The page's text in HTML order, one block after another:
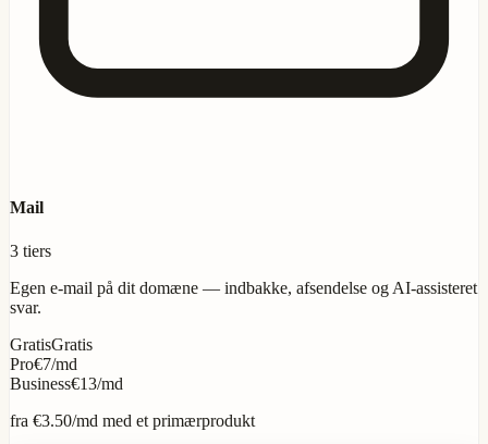
Mail
3 tiers
Egen e-mail på dit domæne — indbakke, afsendelse og AI-assisteret
svar.
GratisGratis
Pro€7/md
Business€13/md
fra €3.50/md med et primærprodukt